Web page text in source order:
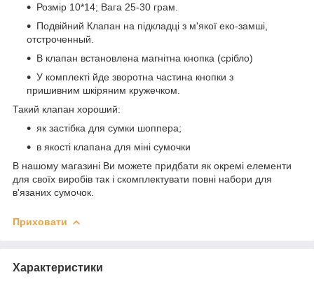
Розмір 10*14; Вага 25-30 грам.
Подвійний Клапан на підкладці з м'якої еко-замші,
отстроченный.
В клапан встановлена магнітна кнопка (срібло)
У комплекті йде зворотна частина кнопки з
пришивним шкіряним кружечком.
Такий клапан хороший:
як застібка для сумки шоппера;
в якості клапана для міні сумочки
В нашому магазині Ви можете придбати як окремі елементи
для своїх виробів так і скомплектувати повні набори для
в'язаних сумочок.
Приховати
Характеристики